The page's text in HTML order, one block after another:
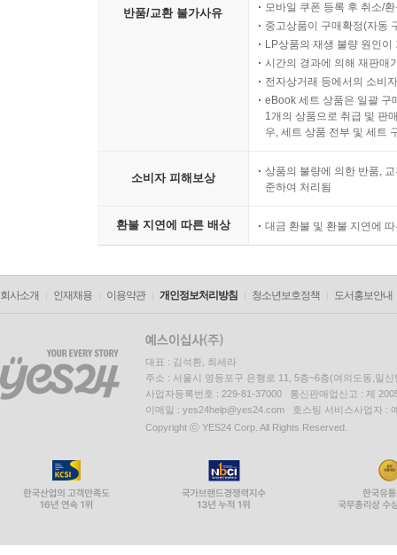
반품/교환 불가사유
모바일 쿠폰 등록 후 취소/
중고상품이 구매확정(자동
LP상품의 재생 불량 원인
시간의 경과에 의해 재판매
전자상거래 등에서의 소비
eBook 세트 상품은 일괄 구
1개의 상품으로 취급 및 판
우, 세트 상품 전부 및 세트
소비자 피해보상
상품의 불량에 의한 반품,
준하여 처리됨
환불 지연에 따른 배상 대금 환불 및 환불 지연에
회사소개 인재채용 이용약관 개인정보처리방침 청소년보호정책 도서홍보안내
대표 : 김석환, 최세라
주소 : 서울시 영등포구 은행로 11, 5층~6층(여의도동,일신
사업자등록번호 : 229-81-37000 통신판매업신고 : 제
이메일 : yes24help@yes24.com 호스팅 서비스사업자 :
Copyright ⓒ YES24 Corp. All Rights Reserved.